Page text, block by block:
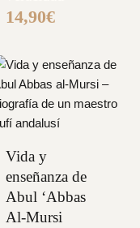
14,90€
Vida y
enseñanza de
Abul ‘Abbas
Al-Mursi